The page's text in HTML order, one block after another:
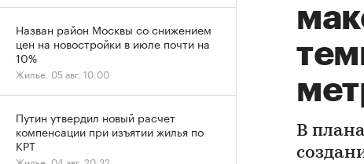
В
Назван район Москвы со снижением
цен на новостройки в июле почти на
10%
Жилье, 05 авг, 10:00
Путин утвердил новый расчет
компенсации при изъятии жилья по
КРТ